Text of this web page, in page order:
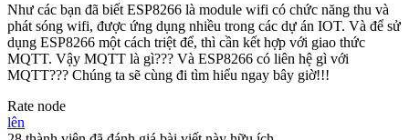
Như các bạn đã biết ESP8266 là module wifi có chức năng thu và
phát sóng wifi, được ứng dụng nhiều trong các dự án IOT. Và để sử
dụng ESP8266 một cách triệt để, thì cần kết hợp với giao thức
MQTT. Vậy MQTT là gì??? Và ESP8266 có liên hệ gì với
MQTT??? Chúng ta sẽ cùng đi tìm hiểu ngay bây giờ!!!
Rate node
lên